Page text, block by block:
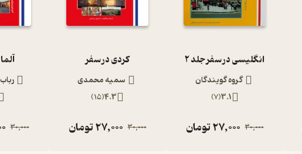
انگلیسی در سفر جلد 2
گروه گویندگان
3.1
(
7
)
30,000
27,000تومان
کردی در سفر
سمیه محمدی
4.3
(
15
)
30,000
27,000تومان 30,000